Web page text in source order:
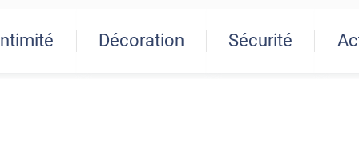
Décoration Sécurité